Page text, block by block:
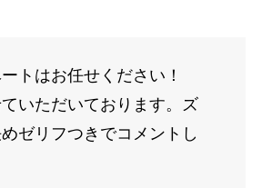
ートはお任せください！
いただいております。ズ
めゼリフつきでコメントし